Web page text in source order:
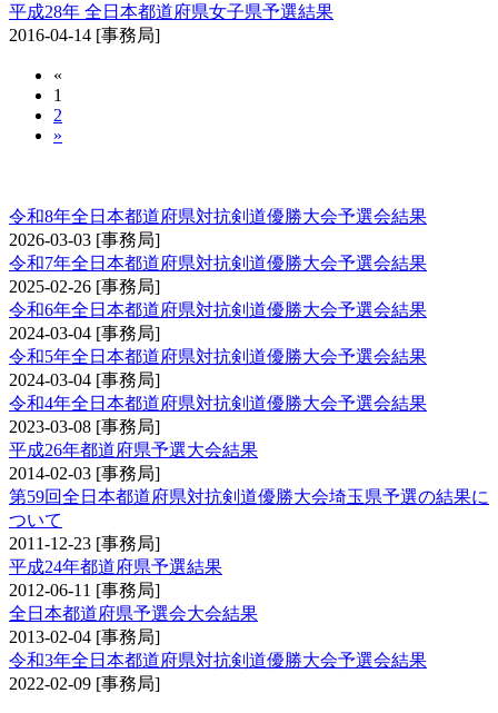
平成28年 全日本都道府県女子県予選結果
2016-04-14 [事務局]
«
1
2
»
令和8年全日本都道府県対抗剣道優勝大会予選会結果
2026-03-03 [事務局]
令和7年全日本都道府県対抗剣道優勝大会予選会結果
2025-02-26 [事務局]
令和6年全日本都道府県対抗剣道優勝大会予選会結果
2024-03-04 [事務局]
令和5年全日本都道府県対抗剣道優勝大会予選会結果
2024-03-04 [事務局]
令和4年全日本都道府県対抗剣道優勝大会予選会結果
2023-03-08 [事務局]
平成26年都道府県予選大会結果
2014-02-03 [事務局]
第59回全日本都道府県対抗剣道優勝大会埼玉県予選の結果に
ついて
2011-12-23 [事務局]
平成24年都道府県予選結果
2012-06-11 [事務局]
全日本都道府県予選会大会結果
2013-02-04 [事務局]
令和3年全日本都道府県対抗剣道優勝大会予選会結果
2022-02-09 [事務局]